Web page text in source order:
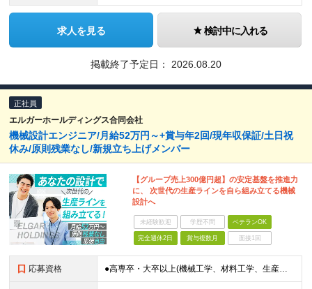
求人を見る 検討中に入れる
掲載終了予定日： 2026.08.20
正社員
エルガーホールディングス合同会社
機械設計エンジニア/月給52万円～+賞与年2回/現年収保証/土日祝
休み/原則残業なし/新規立ち上げメンバー
【グループ売上300億円超】の安定基盤を推進力
に、 次世代の生産ラインを自ら組み立てる機械
設計へ
未経験歓迎 学歴不問 ベテランOK
完全週休2日 賞与複数月 面接1回
応募資格 ●高専卒・大卒以上(機械工学、材料工学、生産工学、またはそれに類する学科) ●2D-CADまたは3D-CADを用いた図面の読解ができる方 ●プラントエンジニアリング会社、または製造業(食品・化学・医薬